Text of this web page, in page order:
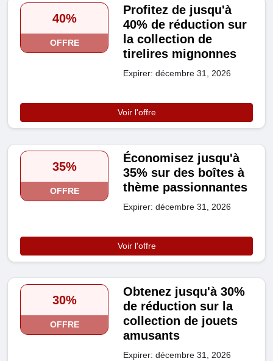
40%
OFFRE
Profitez de jusqu'à
40% de réduction sur
la collection de
tirelires mignonnes
Expirer: décembre 31, 2026
Voir l'offre
35%
OFFRE
Économisez jusqu'à
35% sur des boîtes à
thème passionnantes
Expirer: décembre 31, 2026
Voir l'offre
30%
OFFRE
Obtenez jusqu'à 30%
de réduction sur la
collection de jouets
amusants
Expirer: décembre 31, 2026